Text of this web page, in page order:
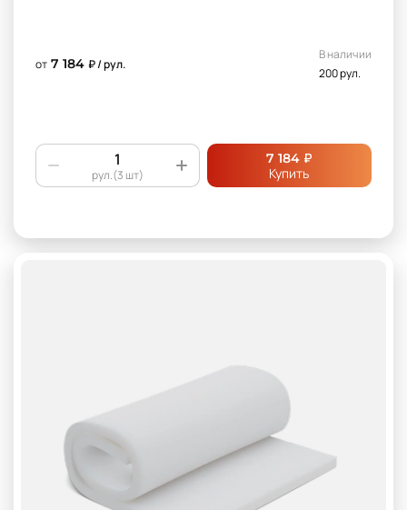
от 7 184 ₽ / рул.
В наличии
200 рул.
рул.(3 шт)
7 184 ₽
Купить